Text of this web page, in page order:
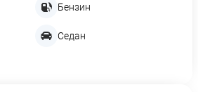
Бензин
Седан